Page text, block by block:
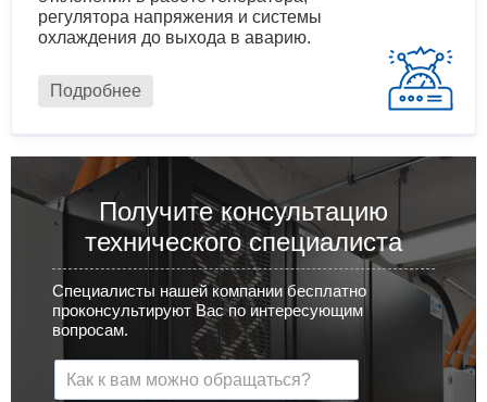
регулятора напряжения и системы
охлаждения до выхода в аварию.
Подробнее
Получите консультацию
технического специалиста
Специалисты нашей компании бесплатно
проконсультируют Вас по интересующим
вопросам.